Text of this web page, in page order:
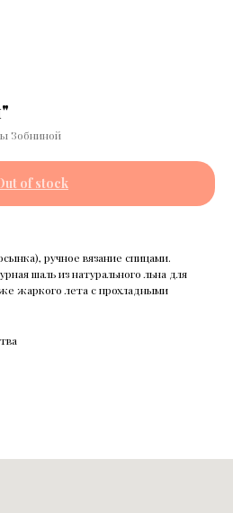
Зобниной
of stock
ручное вязание спицами.
шаль из натурального льна для
жаркого лета с прохладными